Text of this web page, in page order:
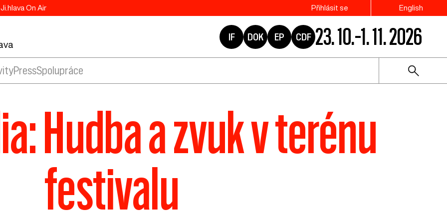
Ji.hlava On Air Přihlásit se English
IF DOK EP CDF 23. 10.–1. 11. 2026
PressSpolupráce
Hudba a zvuk v terénu
festivalu